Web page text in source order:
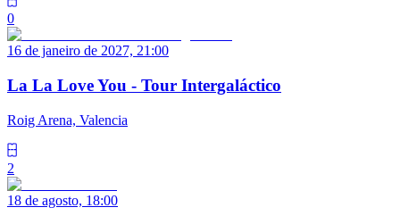
0
16 de janeiro de 2027, 21:00
La La Love You - Tour Intergaláctico
Roig Arena, Valencia
2
18 de agosto, 18:00